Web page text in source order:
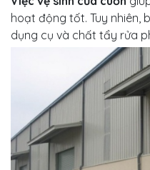
hoạt động tốt. Tuy nhiên,
dụng cụ và chất tẩy rửa